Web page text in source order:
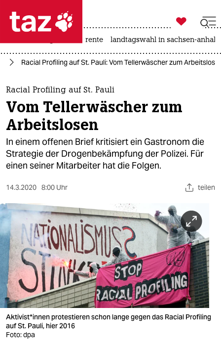
 taz zahl ich
taz zahl ich
themen
politik
öko
gesellschaft
sport
berlin
nord
wahrheit
verlag
verlag
veranstaltungen

taz zahl ich
rente landtagswahl in sachsen-anhalt
Racial Profiling auf St. Pauli: Vom Tellerwäscher zum
Racial Profiling auf St. Pauli
Vom Tellerwäscher zum
Arbeitslosen
In einem offenen Brief kritisiert ein Gastronom die
Strategie der Drogenbekämpfung der Polizei. Für
einen seiner Mitarbeiter hat die Folgen.
14.3.2020 8:00 Uhr teilen
Aktivist*innen protestieren schon lange gegen das Racial Profiling
auf St. Pauli, hier 2016
Foto: dpa